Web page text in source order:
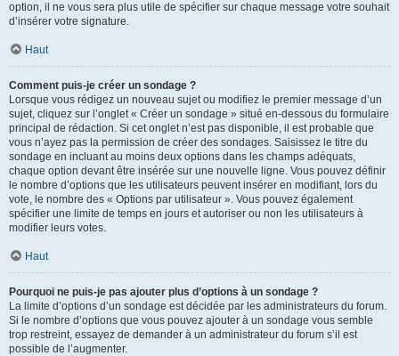
option, il ne vous sera plus utile de spécifier sur chaque message votre souhait
d’insérer votre signature.
Haut
Comment puis-je créer un sondage ?
Lorsque vous rédigez un nouveau sujet ou modifiez le premier message d’un
sujet, cliquez sur l’onglet « Créer un sondage » situé en-dessous du formulaire
principal de rédaction. Si cet onglet n’est pas disponible, il est probable que
vous n’ayez pas la permission de créer des sondages. Saisissez le titre du
sondage en incluant au moins deux options dans les champs adéquats,
chaque option devant être insérée sur une nouvelle ligne. Vous pouvez définir
le nombre d’options que les utilisateurs peuvent insérer en modifiant, lors du
vote, le nombre des « Options par utilisateur ». Vous pouvez également
spécifier une limite de temps en jours et autoriser ou non les utilisateurs à
modifier leurs votes.
Haut
Pourquoi ne puis-je pas ajouter plus d’options à un sondage ?
La limite d’options d’un sondage est décidée par les administrateurs du forum.
Si le nombre d’options que vous pouvez ajouter à un sondage vous semble
trop restreint, essayez de demander à un administrateur du forum s’il est
possible de l’augmenter.